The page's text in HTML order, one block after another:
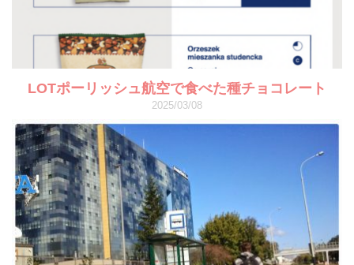
LOTポーリッシュ航空で食べた種チョコレート
2025/03/08